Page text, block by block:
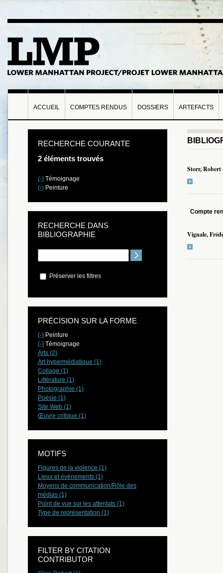
ACCUEIL COMPTES RENDUS DOSSIERS ARTEFACTS
Storr, Robert
Compte
Vignale,
RECHERCHE COURANTE
2 éléments trouvés
(-) Témoignage
(-) Peinture
RECHERCHE DANS
BIBLIOGRAPHIE
Préserver les filtres
PRÉCISION SUR LA FORME
(-) Peinture
(-) Témoignage
Arts (2)
Art hypermédiatique (1)
Collage (1)
Littérature (1)
Photographie (1)
Poésie (1)
Site Web (1)
Œuvre critique (1)
MOTIFS
Figures de la violence (1)
Lieux et événements (1)
Moyens de communication/Rôle des
médias (1)
Point de vue sur les attentats (1)
Type de représentation (1)
FILTER BY CITATION
CONTRIBUTOR